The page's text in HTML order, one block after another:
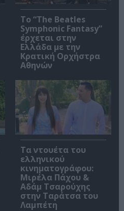
Το “The Beatles
Symphonic Fantasy”
έρχεται στην
Ελλάδα με την
Κρατική Ορχήστρα
Αθηνών
Τα ντουέτα του
ελληνικού
κινηματογράφου:
Μιρέλα Πάχου &
Αδάμ Τσαρούχης
στην Ταράτσα του
Λαμπέτη